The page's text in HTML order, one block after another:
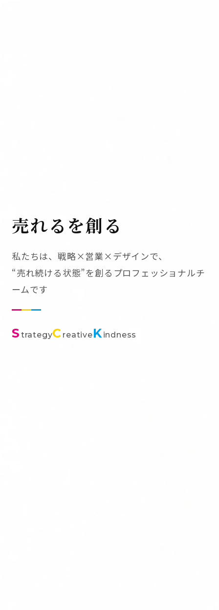
売れるを創る
私たちは、戦略×営業×デザインで、
“売れ続ける状態”を創るプロフェッショナルチ
ームです
S trategyC reativeKindness